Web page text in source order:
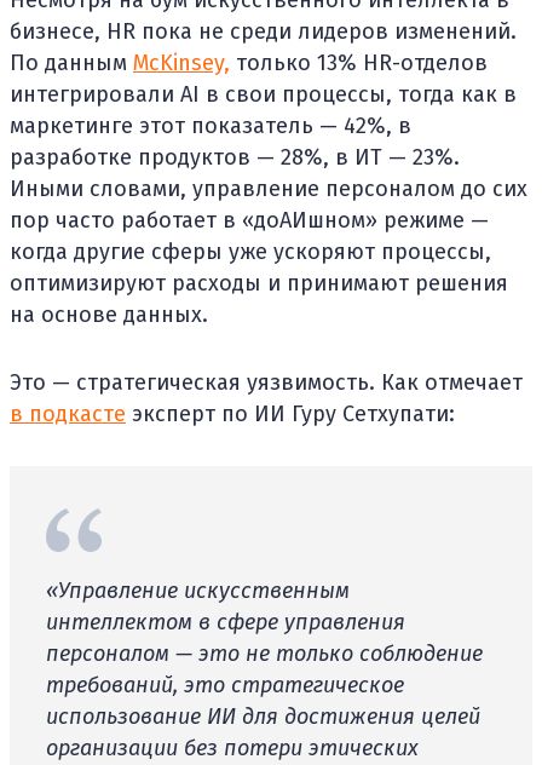
бизнесе, HR пока не среди лидеров изменений.
По данным McKinsey, только 13% HR-отделов
интегрировали AI в свои процессы, тогда как в
маркетинге этот показатель — 42%, в
разработке продуктов — 28%, в ИТ — 23%.
Иными словами, управление персоналом до сих
пор часто работает в «доАИшном» режиме —
когда другие сферы уже ускоряют процессы,
оптимизируют расходы и принимают решения
на основе данных.
Это — стратегическая уязвимость. Как отмечает
в подкасте эксперт по ИИ Гуру Сетхупати:
«Управление искусственным
интеллектом в сфере управления
персоналом — это не только соблюдение
требований, это стратегическое
использование ИИ для достижения целей
организации без потери этических